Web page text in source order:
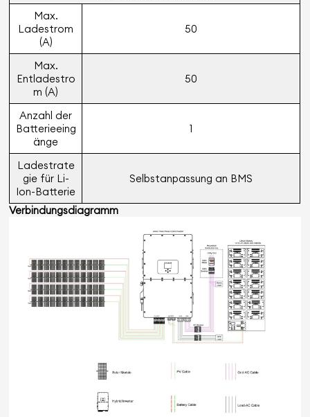
Max.
Ladestrom
(A)
50
Max.
Entladestro
m (A)
50
Anzahl der
Batterieeing
änge
1
Ladestrate
gie für Li-
Ion-Batterie
Selbstanpassung an BMS
Verbindungsdiagramm